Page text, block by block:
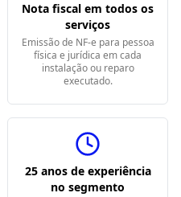
Nota fiscal em todos os
serviços
Emissão de NF-e para pessoa
física e jurídica em cada
instalação ou reparo
executado.
25 anos de experiência
no segmento